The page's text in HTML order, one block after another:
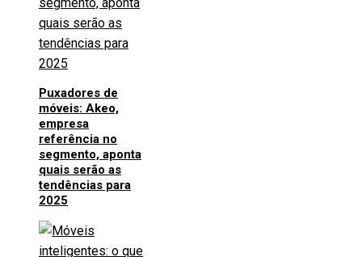
Puxadores de
móveis: Akeo,
empresa
referência no
segmento, aponta
quais serão as
tendências para
2025